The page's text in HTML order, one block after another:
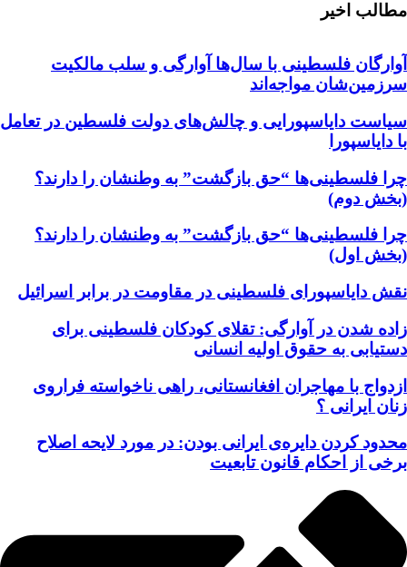
مطالب اخیر
آوارگان فلسطینی با سال‌ها آوارگی و سلب مالكيت
سرزمين‌شان مواجه‌اند
سیاست دایاسپورایی و چالش‌های دولت فلسطین در تعامل
با دایاسپورا
چرا فلسطینی‌ها “حق بازگشت” به وطنشان‌ را دارند؟
(بخش دوم)
چرا فلسطینی‌ها “حق بازگشت” به وطنشان‌ را دارند؟
(بخش اول)
نقش دایاسپورای فلسطینی در مقاومت در برابر اسرائیل
زاده شدن در آوارگی: تقلای کودکان فلسطینی برای
دستیابی به حقوق اولیه انسانی
ازدواج با مهاجران افغانستانی، راهی ناخواسته فراروی
زنان ایرانی ؟
محدود کردن دایره‌ی ایرانی بودن: در مورد لایحه اصلاح
برخی از احکام قانون تابعیت